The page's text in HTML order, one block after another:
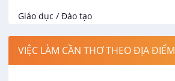
Giáo dục / Đào tạo
Luật
VIỆC LÀM CẦN THƠ THEO ĐỊA ĐIỂM